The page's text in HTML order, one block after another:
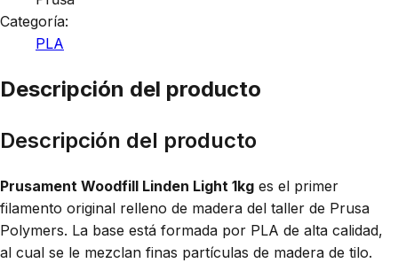
Categoría:
PLA
Descripción del producto
Descripción del producto
Prusament Woodfill Linden Light 1kg es el primer
filamento original relleno de madera del taller de Prusa
Polymers. La base está formada por PLA de alta calidad,
al cual se le mezclan finas partículas de madera de tilo.